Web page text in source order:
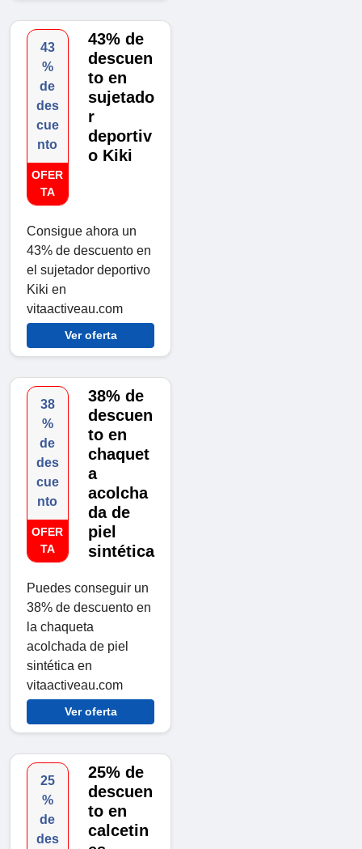
43
%
de
des
cue
nto
OFER
TA
43% de
descuen
to en
sujetado
r
deportiv
o Kiki
Consigue ahora un
43% de descuento en
el sujetador deportivo
Kiki en
vitaactiveau.com
Ver oferta
38
%
de
des
cue
nto
OFER
TA
38% de
descuen
to en
chaquet
a
acolcha
da de
piel
sintética
Puedes conseguir un
38% de descuento en
la chaqueta
acolchada de piel
sintética en
vitaactiveau.com
Ver oferta
25
%
de
des
25% de
descuen
to en
calcetin